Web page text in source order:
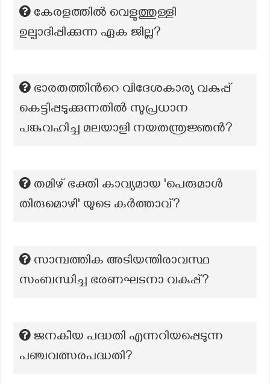
കേരളത്തിൽ വെളുത്തുള്ളി
ഉല്പാദിപ്പിക്കുന്ന ഏക ജില്ല?
ഭാരതത്തിൻറെ വിദേശകാര്യ വകുപ്പ്
കെട്ടിപ്പടുക്കുന്നതിൽ സുപ്രധാന
പങ്കുവഹിച്ച മലയാളി നയതന്ത്രജ്ഞൻ?
തമിഴ് ഭക്തി കാവ്യമായ 'പെരുമാൾ
തിരുമൊഴി' യുടെ കർത്താവ്?
സാമ്പത്തിക അടിയന്തിരാവസ്ഥ
സംബന്ധിച്ച ഭരണഘടനാ വകുപ്പ്?
ജനകീയ പദ്ധതി എന്നറിയപ്പെടുന്ന
പഞ്ചവത്സരപദ്ധതി?